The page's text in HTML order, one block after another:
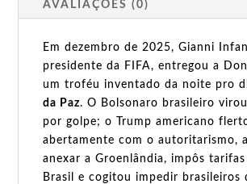
AVALIAÇÕES (0)
Em dezembro de 2025, Gianni
presidente da FIFA, entregou a
um troféu inventado da noite pro
da Paz. O Bolsonaro brasileiro
por golpe; o Trump americano
abertamente com o autoritarismo,
anexar a Groenlândia, impôs
Brasil e cogitou impedir brasileiros